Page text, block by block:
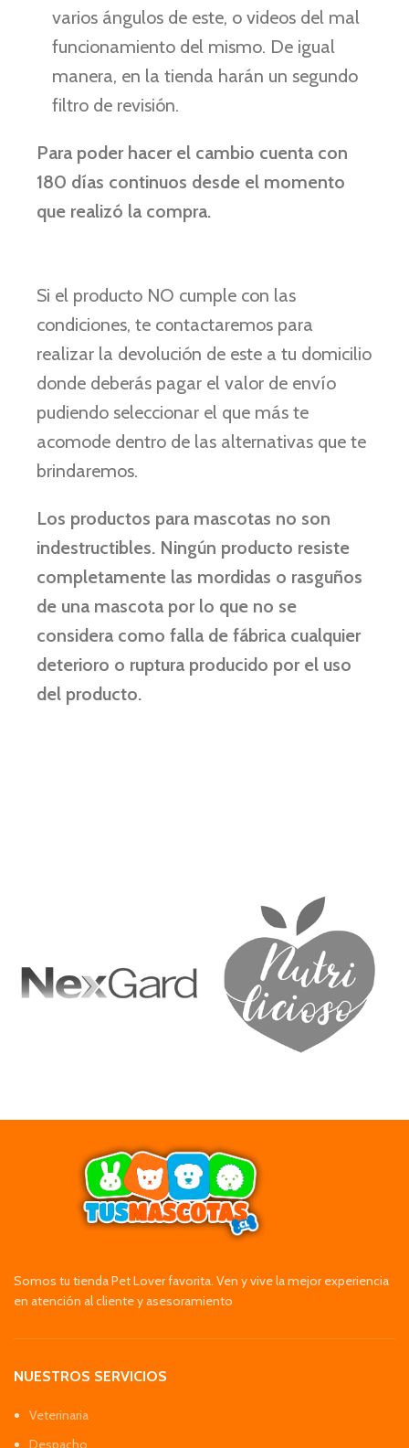
varios ángulos de este, o videos del mal
funcionamiento del mismo. De igual
manera, en la tienda harán un segundo
filtro de revisión.
Para poder hacer el cambio cuenta con
180 días continuos desde el momento
que realizó la compra.
Si el producto NO cumple con las
condiciones, te contactaremos para
realizar la devolución de este a tu domicilio
donde deberás pagar el valor de envío
pudiendo seleccionar el que más te
acomode dentro de las alternativas que te
brindaremos.
Los productos para mascotas no son
indestructibles. Ningún producto resiste
completamente las mordidas o rasguños
de una mascota por lo que no se
considera como falla de fábrica cualquier
deterioro o ruptura producido por el uso
del producto.
Somos tu tienda Pet Lover favorita. Ven y vive la mejor experiencia
en atención al cliente y asesoramiento
NUESTROS SERVICIOS
Veterinaria
Despacho